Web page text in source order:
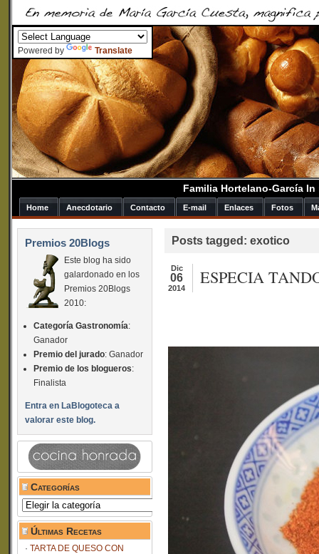
Powered by Translate
Familia Hortelano-García
Home Anecdotario Contacto E-mail Enlaces Fotos
Premios 20Blogs
Este blog ha sido
galardonado en los
Premios 20Blogs
2010:
Categoría Gastronomía:
Ganador
Premio del jurado: Ganador
Premio de los blogueros:
Finalista
Entra en LaBlogoteca a
valorar este blog.
Categorías
Categorías
Últimas Recetas
TARTA DE QUESO CON
Posts tagged: exotico
Dic
06
2014
ESPECIA